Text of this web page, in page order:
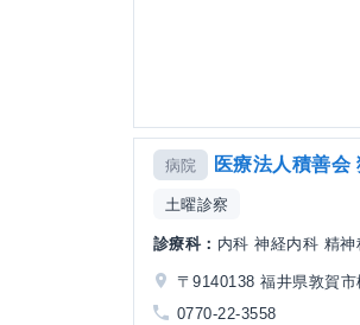
病院 医療法人積善会
土曜診察
診療科： 内科 神経内科 精神
〒9140138 福井県敦賀
0770-22-3558